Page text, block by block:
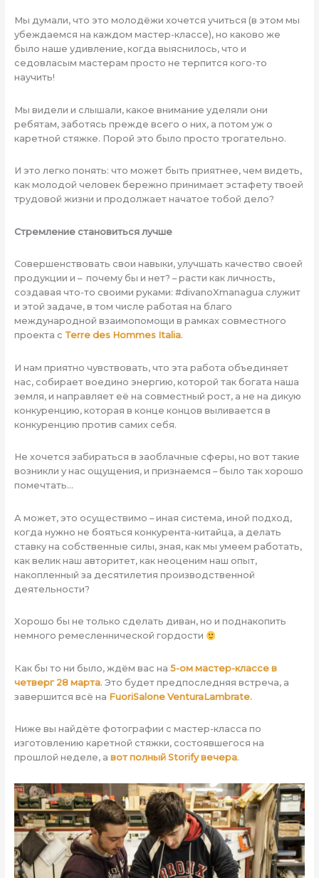
Мы думали, что это молодёжи хочется учиться (в этом мы
убеждаемся на каждом мастер-классе), но каково же
было наше удивление, когда выяснилось, что и
седовласым мастерам просто не терпится кого-то
научить!
Мы видели и слышали, какое внимание уделяли они
ребятам, заботясь прежде всего о них, а потом уж о
каретной стяжке. Порой это было просто трогательно.
И это легко понять: что может быть приятнее, чем видеть,
как молодой человек бережно принимает эстафету твоей
трудовой жизни и продолжает начатое тобой дело?
Стремление становиться лучше
Совершенствовать свои навыки, улучшать качество своей
продукции и – почему бы и нет? – расти как личность,
создавая что-то своими руками: #divanoXmanagua служит
и этой задаче, в том числе работая на благо
международной взаимопомощи в рамках совместного
проекта с Terre des Hommes Italia.
И нам приятно чувствовать, что эта работа объединяет
нас, собирает воедино энергию, которой так богата наша
земля, и направляет её на совместный рост, а не на дикую
конкуренцию, которая в конце концов выливается в
конкуренцию против самих себя.
Не хочется забираться в заоблачные сферы, но вот такие
возникли у нас ощущения, и признаемся – было так хорошо
помечтать…
А может, это осуществимо – иная система, иной подход,
когда нужно не бояться конкурента-китайца, а делать
ставку на собственные силы, зная, как мы умеем работать,
как велик наш авторитет, как неоценим наш опыт,
накопленный за десятилетия производственной
деятельности?
Хорошо бы не только сделать диван, но и поднакопить
немного ремесленнической гордости
Как бы то ни было, ждём вас на 5-ом мастер-классе в
четверг 28 марта. Это будет предпоследняя встреча, а
завершится всё на FuoriSalone VenturaLambrate.
Ниже вы найдёте фотографии с мастер-класса по
изготовлению каретной стяжки, состоявшегося на
прошлой неделе, а вот полный Storify вечера.